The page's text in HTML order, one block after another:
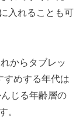
入れることも可
からタブレッ
すめする年代は
じる年齢層の
。